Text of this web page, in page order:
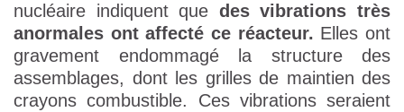
nucléaire indiquent que des vibrations très
anormales ont affecté ce réacteur. Elles ont
gravement endommagé la structure des
assemblages, dont les grilles de maintien des
crayons combustible. Ces vibrations seraient